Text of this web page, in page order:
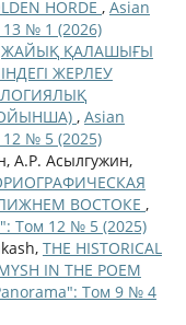
HORDE , Asian
№ 1 (2026)
ЖАЙЫҚ ҚАЛАШЫҒЫ
ЖЕРЛЕУ
, Asian
№ 5 (2025)
А.Р. Асылгужин,
ВОСТОКЕ ,
Том 12 № 5 (2025)
THE HISTORICAL
IN THE POEM
Том 9 № 4